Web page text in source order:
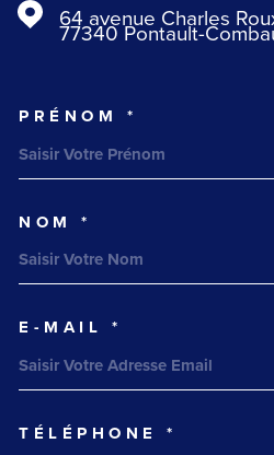
64 avenue Charles
77340 Pontault-
PRÉNOM *
NOM *
E-MAIL *
TÉLÉPHONE *